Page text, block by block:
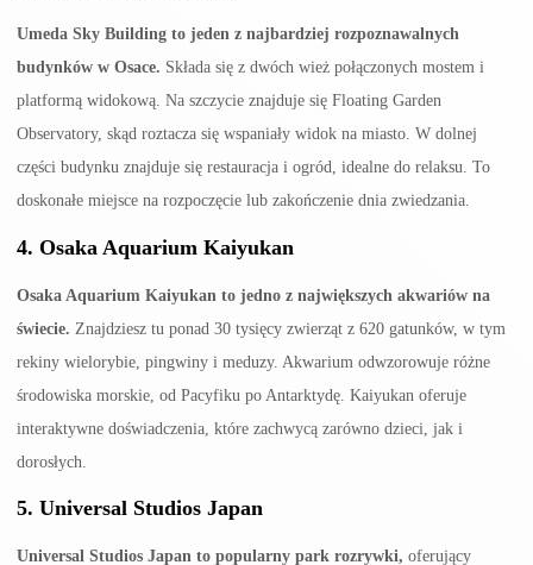
Umeda Sky Building to jeden z najbardziej rozpoznawalnych
budynków w Osace. Składa się z dwóch wież połączonych mostem i
platformą widokową. Na szczycie znajduje się Floating Garden
Observatory, skąd roztacza się wspaniały widok na miasto. W dolnej
części budynku znajduje się restauracja i ogród, idealne do relaksu. To
doskonałe miejsce na rozpoczęcie lub zakończenie dnia zwiedzania.
4. Osaka Aquarium Kaiyukan
Osaka Aquarium Kaiyukan to jedno z największych akwariów na
świecie. Znajdziesz tu ponad 30 tysięcy zwierząt z 620 gatunków, w tym
rekiny wielorybie, pingwiny i meduzy. Akwarium odwzorowuje różne
środowiska morskie, od Pacyfiku po Antarktydę. Kaiyukan oferuje
interaktywne doświadczenia, które zachwycą zarówno dzieci, jak i
dorosłych.
5. Universal Studios Japan
Universal Studios Japan to popularny park rozrywki, oferujący